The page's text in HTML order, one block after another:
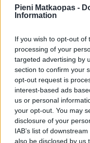
Pieni Matkaopas -
Information
If you wish to opt-out of
processing of your
targeted advertising by
section to confirm your
opt-out request is
interest-based ads
us or personal
your opt-out. You may
disclosure of your
IAB’s list of
also be disclosed by us
niille kaikkein
kaupunkilomakohde,
yhdistää muitakin
Leipzigiin on joinain
matkatoimiston
Leipzigiin ja
Teksti